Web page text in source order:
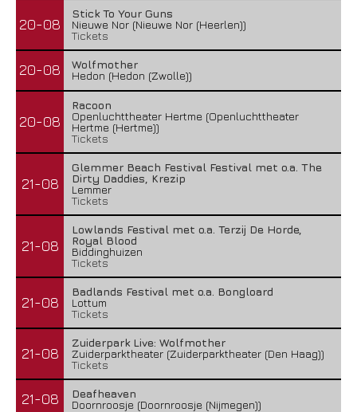
20-08
Stick To Your Guns
Nieuwe Nor (Nieuwe Nor (Heerlen))
Tickets
20-08
Wolfmother
Hedon (Hedon (Zwolle))
20-08
Racoon
Openluchttheater Hertme (Openluchttheater
Hertme (Hertme))
Tickets
21-08
Glemmer Beach Festival Festival met o.a. The
Dirty Daddies, Krezip
Lemmer
Tickets
21-08
Lowlands Festival met o.a. Terzij De Horde,
Royal Blood
Biddinghuizen
Tickets
21-08
Badlands Festival met o.a. Bongloard
Lottum
Tickets
21-08
Zuiderpark Live: Wolfmother
Zuiderparktheater (Zuiderparktheater (Den Haag))
Tickets
21-08
Deafheaven
Doornroosje (Doornroosje (Nijmegen))